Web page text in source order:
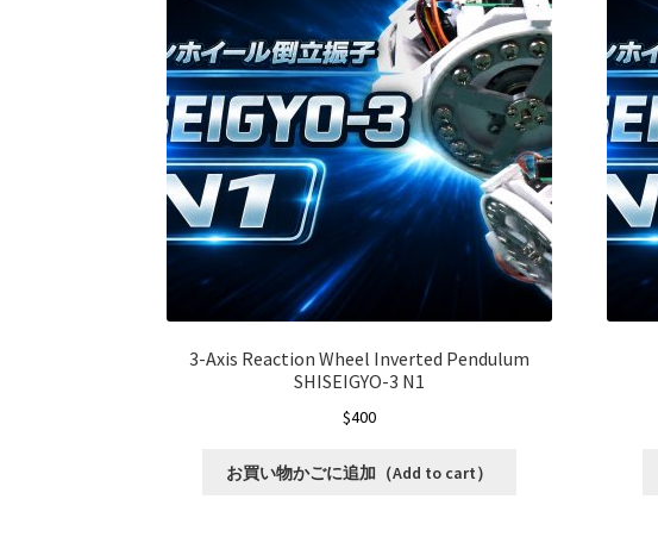
3-Axis Reaction Wheel Inverted Pendulum
SHISEIGYO-3 N1
$400
お買い物かごに追加（Add to cart）